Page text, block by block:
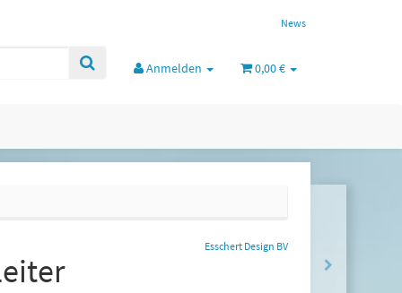
News
Anmelden 0,00 €
Esschert Design BV